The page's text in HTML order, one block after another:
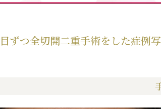
ずつ全切開二重手術をした症例